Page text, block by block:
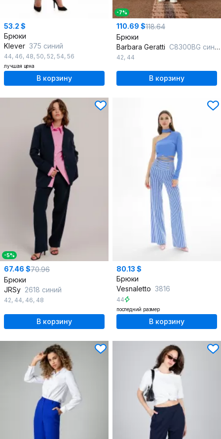
53.2 $
Брюки
Klever 375 синий
44, 46, 48, 50, 52, 54, 56
лучшая цена
В корзину
-7%
110.69 $118.64
Брюки
Barbara Geratti С8300BG синий
42, 44
В корзину
-5%
67.46 $70.96
Брюки
JRSy 2618 синий
42, 44, 46, 48
В корзину
80.13 $
Брюки
Vesnaletto 3816
44
последний размер
В корзину